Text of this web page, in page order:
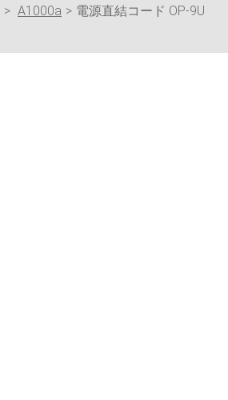
A1000a 電源直結コード OP-9U